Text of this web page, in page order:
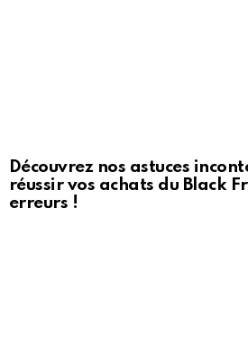
Découvrez nos astuces
réussir vos achats du Black
erreurs !